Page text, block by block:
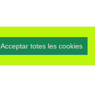
Acceptar totes les cookies